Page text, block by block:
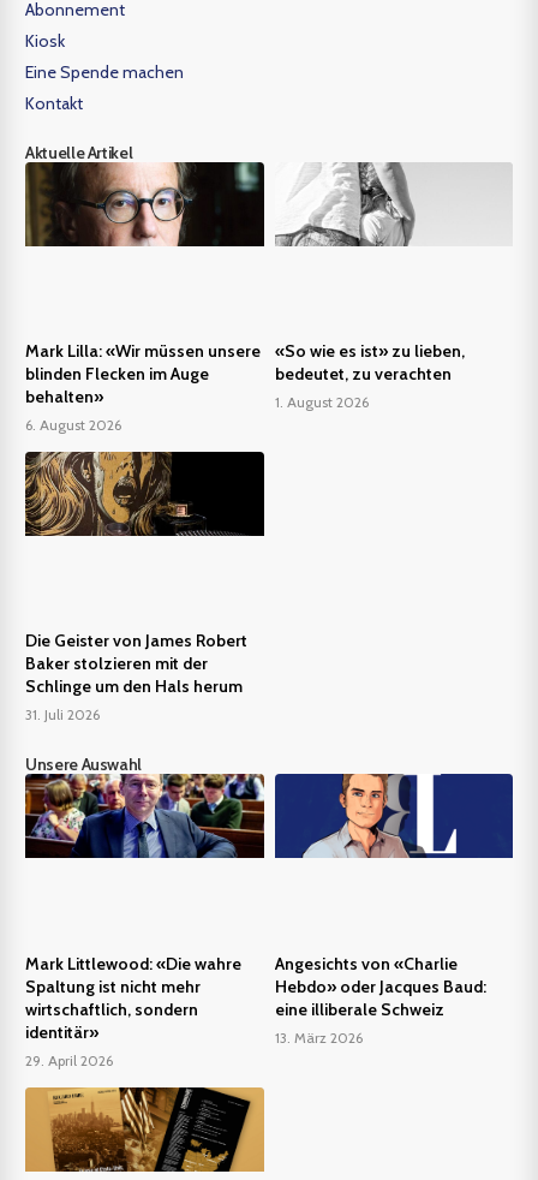
Abonnement
Kiosk
Eine Spende machen
Kontakt
Aktuelle Artikel
Mark Lilla: «Wir müssen unsere
blinden Flecken im Auge
behalten»
6. August 2026
«So wie es ist» zu lieben,
bedeutet, zu verachten
1. August 2026
Die Geister von James Robert
Baker stolzieren mit der
Schlinge um den Hals herum
31. Juli 2026
Unsere Auswahl
Mark Littlewood: «Die wahre
Spaltung ist nicht mehr
wirtschaftlich, sondern
identitär»
29. April 2026
Angesichts von «Charlie
Hebdo» oder Jacques Baud:
eine illiberale Schweiz
13. März 2026